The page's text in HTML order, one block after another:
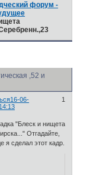
форум -
,52 и
1
16-06-
"Блеск и нищета
Отгадайте,
я сделал этот кадр.